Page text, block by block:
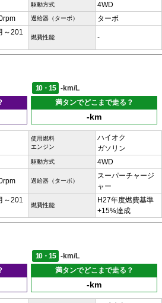
駆動方式 4WD
過給器（ターボ） ターボ
～201
燃費性能 -
10・15
-km/L
満タンでどこまで走る？
-km
使用燃料
エンジン
ハイオク
ガソリン
駆動方式 4WD
過給器（ターボ）
スーパーチャージ
ャー
～201
燃費性能
H27年度燃費基準
+15%達成
10・15
-km/L
満タンでどこまで走る？
-km